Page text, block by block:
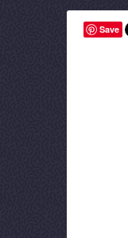
Save